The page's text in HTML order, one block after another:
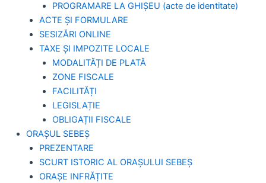
PROGRAMARE LA GHIȘEU (acte de identitate)
ACTE ȘI FORMULARE
SESIZĂRI ONLINE
TAXE ȘI IMPOZITE LOCALE
MODALITĂȚI DE PLATĂ
ZONE FISCALE
FACILITĂȚI
LEGISLAȚIE
OBLIGAȚII FISCALE
ORAȘUL SEBEȘ
PREZENTARE
SCURT ISTORIC AL ORAȘULUI SEBEȘ
ORAȘE INFRĂȚITE